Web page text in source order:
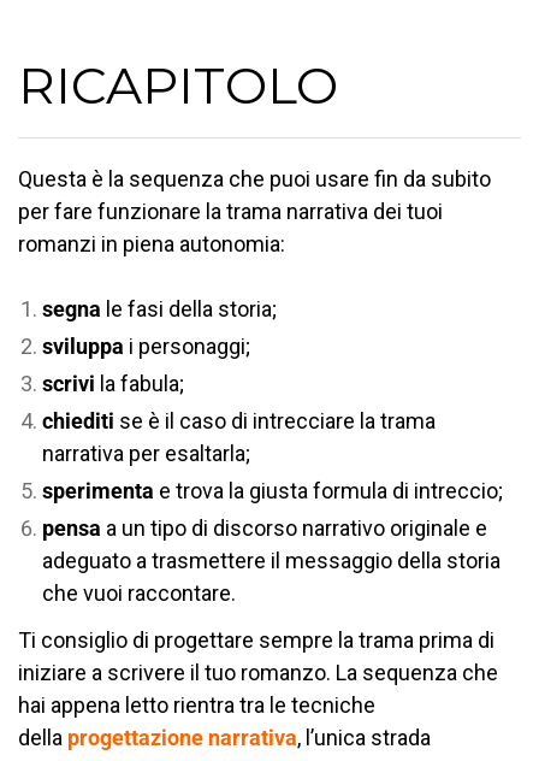
RICAPITOLO
Questa è la sequenza che puoi usare fin da subito
per fare funzionare la trama narrativa dei tuoi
romanzi in piena autonomia:
segna le fasi della storia;
sviluppa i personaggi;
scrivi la fabula;
chiediti se è il caso di intrecciare la trama
narrativa per esaltarla;
sperimenta e trova la giusta formula di intreccio;
pensa a un tipo di discorso narrativo originale e
adeguato a trasmettere il messaggio della storia
che vuoi raccontare.
Ti consiglio di progettare sempre la trama prima di
iniziare a scrivere il tuo romanzo. La sequenza che
hai appena letto rientra tra le tecniche
della progettazione narrativa, l’unica strada